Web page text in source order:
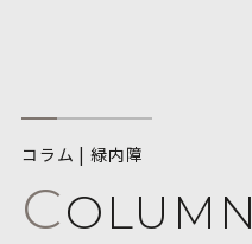
コラム | 緑内障
COLUMN